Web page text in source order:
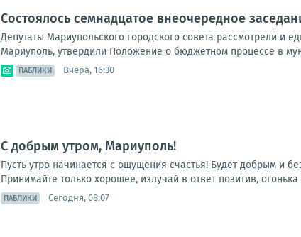
Состоялось семнадцатое внеочередное
Депутаты Мариупольского городского совета рассмотрели и
Мариуполь, утвердили Положение о бюджетном процессе в
ПАБЛИКИ Вчера, 16:30
С добрым утром, Мариуполь!
Пусть утро начинается с ощущения счастья! Будет добрым и
Принимайте только хорошее, излучай в ответ позитив,
ПАБЛИКИ Сегодня, 08:07